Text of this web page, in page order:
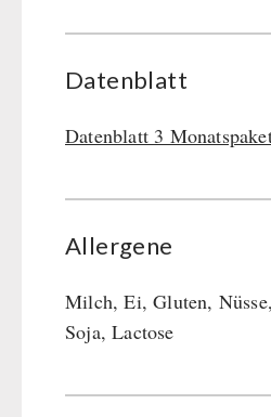
Datenblatt
Datenblatt 3
Allergene
Milch, Ei, Gluten,
Soja, Lactose